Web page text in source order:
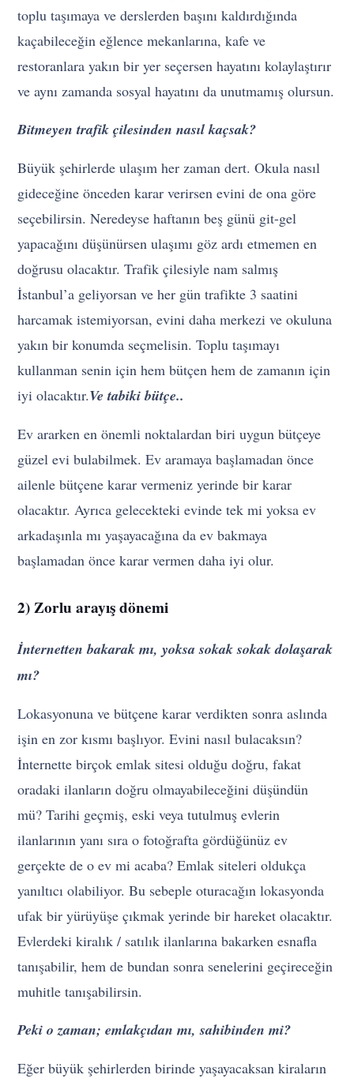
toplu taşımaya ve derslerden başını kaldırdığında
kaçabileceğin eğlence mekanlarına, kafe ve
restoranlara yakın bir yer seçersen hayatını kolaylaştırır
ve aynı zamanda sosyal hayatını da unutmamış olursun.
Bitmeyen trafik çilesinden nasıl kaçsak?
Büyük şehirlerde ulaşım her zaman dert. Okula nasıl
gideceğine önceden karar verirsen evini de ona göre
seçebilirsin. Neredeyse haftanın beş günü git-gel
yapacağını düşünürsen ulaşımı göz ardı etmemen en
doğrusu olacaktır. Trafik çilesiyle nam salmış
İstanbul’a geliyorsan ve her gün trafikte 3 saatini
harcamak istemiyorsan, evini daha merkezi ve okuluna
yakın bir konumda seçmelisin. Toplu taşımayı
kullanman senin için hem bütçen hem de zamanın için
iyi olacaktır.Ve tabiki bütçe..
Ev ararken en önemli noktalardan biri uygun bütçeye
güzel evi bulabilmek. Ev aramaya başlamadan önce
ailenle bütçene karar vermeniz yerinde bir karar
olacaktır. Ayrıca gelecekteki evinde tek mi yoksa ev
arkadaşınla mı yaşayacağına da ev bakmaya
başlamadan önce karar vermen daha iyi olur.
2) Zorlu arayış dönemi
İnternetten bakarak mı, yoksa sokak sokak dolaşarak
mı?
Lokasyonuna ve bütçene karar verdikten sonra aslında
işin en zor kısmı başlıyor. Evini nasıl bulacaksın?
İnternette birçok emlak sitesi olduğu doğru, fakat
oradaki ilanların doğru olmayabileceğini düşündün
mü? Tarihi geçmiş, eski veya tutulmuş evlerin
ilanlarının yanı sıra o fotoğrafta gördüğünüz ev
gerçekte de o ev mi acaba? Emlak siteleri oldukça
yanıltıcı olabiliyor. Bu sebeple oturacağın lokasyonda
ufak bir yürüyüşe çıkmak yerinde bir hareket olacaktır.
Evlerdeki kiralık / satılık ilanlarına bakarken esnafla
tanışabilir, hem de bundan sonra senelerini geçireceğin
muhitle tanışabilirsin.
Peki o zaman; emlakçıdan mı, sahibinden mi?
Eğer büyük şehirlerden birinde yaşayacaksan kiraların